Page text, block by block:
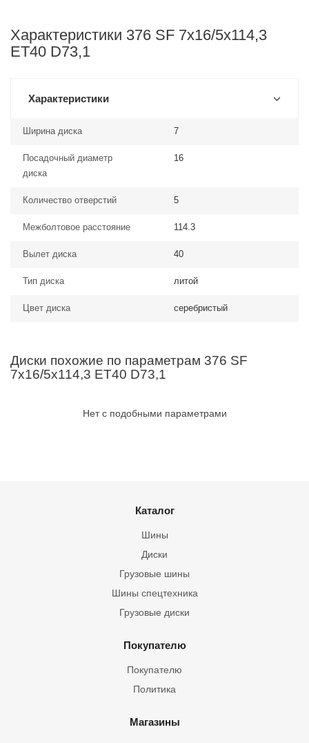
Характеристики 376 SF 7x16/5x114,3
ET40 D73,1
Характеристики
Ширина диска 7
Посадочный диаметр
диска
16
Количество отверстий 5
Межболтовое расстояние 114.3
Вылет диска 40
Тип диска литой
Цвет диска серебристый
Диски похожие по параметрам 376 SF
7x16/5x114,3 ET40 D73,1
Нет с подобными параметрами
Каталог
Шины
Грузовые шины
Шины спецтехника
Диски
Грузовые диски
Покупателю
Покупателю
Политика
Магазины